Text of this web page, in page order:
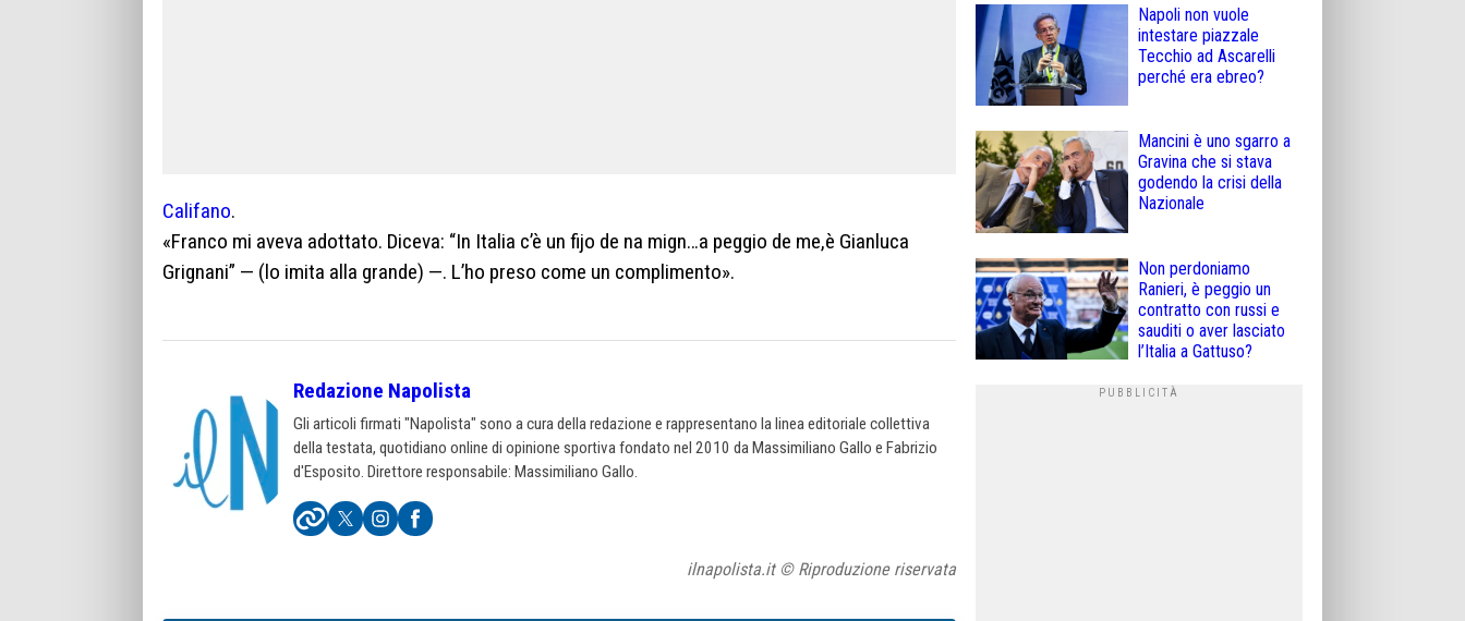
Califano.
«Franco mi aveva adottato. Diceva: “In Italia c’è un fijo de na mign…a peggio de me,è Gianluca
Grignani” — (lo imita alla grande) —. L’ho preso come un complimento».
Redazione Napolista
Gli articoli firmati "Napolista" sono a cura della redazione e rappresentano la linea editoriale collettiva
della testata, quotidiano online di opinione sportiva fondato nel 2010 da Massimiliano Gallo e Fabrizio
d'Esposito. Direttore responsabile: Massimiliano Gallo.
ilnapolista.it © Riproduzione riservata
Napoli non vuole
intestare piazzale
Tecchio ad Ascarelli
perché era ebreo?
Mancini è uno sgarro a
Gravina che si stava
godendo la crisi della
Nazionale
Non perdoniamo
Ranieri, è peggio un
contratto con russi e
sauditi o aver lasciato
l’Italia a Gattuso?